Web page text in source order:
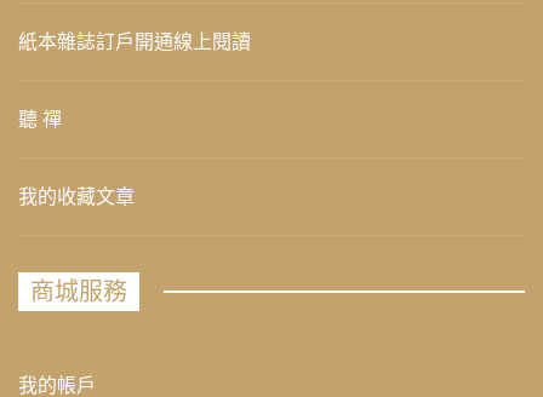
紙本雜誌訂戶開通線上閱讀
聽 禪
我的收藏文章
商城服務
我的帳戶